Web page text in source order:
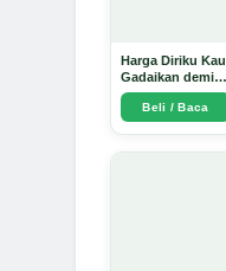
Harga Diriku Kau
Gadaikan demi
Perempuan Itu -
Arda Dinata
Beli / Baca